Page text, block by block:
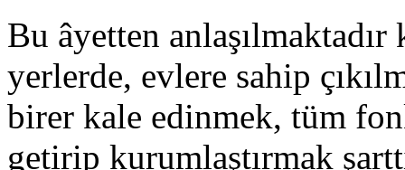
Bu âyetten
yerlerde, evlere sahip
birer kale edinmek, tüm
getirip kurumlaştırmak